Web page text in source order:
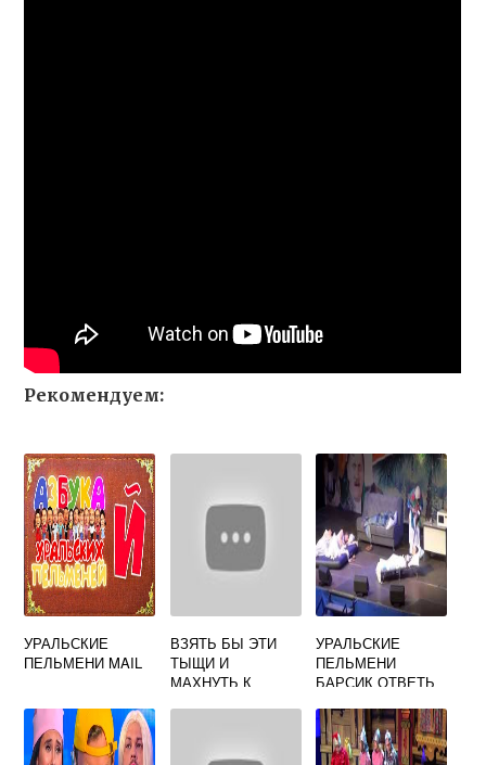
Рекомендуем:
УРАЛЬСКИЕ
ПЕЛЬМЕНИ MAIL
ВЗЯТЬ БЫ ЭТИ
ТЫЩИ И
МАХНУТЬ К
УРАЛЬСКИЕ
ПЕЛЬМЕНИ
БАРСИК ОТВЕТЬ